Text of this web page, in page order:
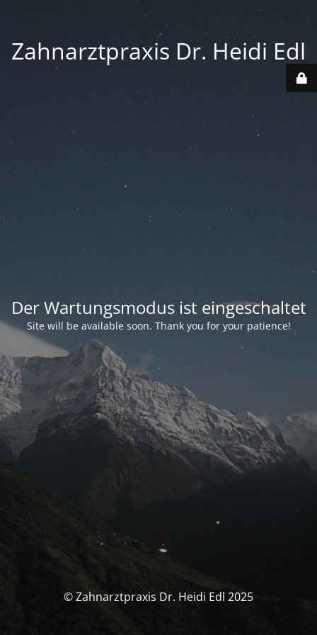
Zahnarztpraxis Dr. Heidi Edl
Der Wartungsmodus ist eingeschaltet
Site will be available soon. Thank you for your patience!
© Zahnarztpraxis Dr. Heidi Edl 2025